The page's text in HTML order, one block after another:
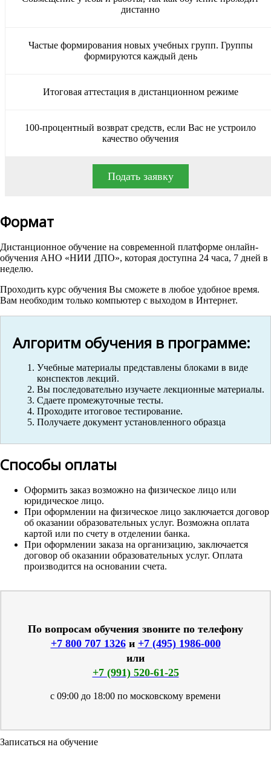
дистанно
Частые формирования новых учебных групп. Группы
формируются каждый день
Итоговая аттестация в дистанционном режиме
100-процентный возврат средств, если Вас не устроило
качество обучения
Подать заявку
Формат
Дистанционное обучение на современной платформе онлайн-
обучения АНО «НИИ ДПО», которая доступна 24 часа, 7 дней в
неделю.
Проходить курс обучения Вы сможете в любое удобное время.
Вам необходим только компьютер с выходом в Интернет.
Алгоритм обучения в программе:
Учебные материалы представлены блоками в виде
конспектов лекций.
Вы последовательно изучаете лекционные материалы.
Сдаете промежуточные тесты.
Проходите итоговое тестирование.
Получаете документ установленного образца
Способы оплаты
Оформить заказ возможно на физическое лицо или
юридическое лицо.
При оформлении на физическое лицо заключается договор
об оказании образовательных услуг. Возможна оплата
картой или по счету в отделении банка.
При оформлении заказа на организацию, заключается
договор об оказании образовательных услуг. Оплата
производится на основании счета.
По вопросам обучения звоните по телефону
+7 800 707 1326и +7 (495) 1986-000
или
+7 (991) 520-61-25
с 09:00 до 18:00 по московскому времени
Записаться на обучение